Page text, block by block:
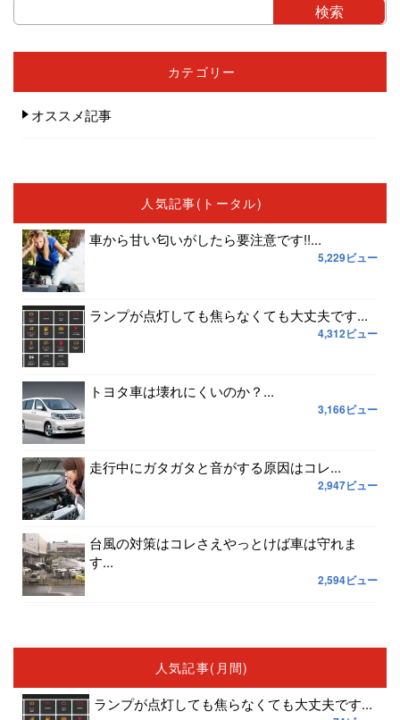
カテゴリー
オススメ記事
人気記事(トータル)
車から甘い匂いがしたら要注意です!!...
5,229ビュー
ランプが点灯しても焦らなくても大丈夫です...
4,312ビュー
トヨタ車は壊れにくいのか？...
3,166ビュー
走行中にガタガタと音がする原因はコレ...
2,947ビュー
台風の対策はコレさえやっとけば車は守れま
す...
2,594ビュー
人気記事(月間)
ランプが点灯しても焦らなくても大丈夫です...